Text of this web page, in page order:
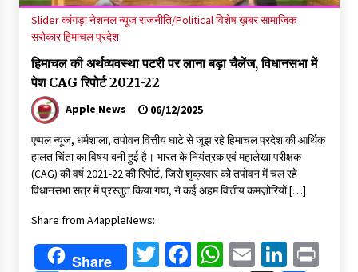
Sliderकांगड़ानेशनल न्यूजराजनीति/Politicalविशेष ख़बरसामाजिक
सरोकारहिमाचल प्रदेश
हिमाचल की अर्थव्यवस्था पटरी पर लाना बड़ा चैलेंज, विधानसभा में
पेश CAG रिपोर्ट 2021-22
Apple News 06/12/2025
एप्पल न्यूज, धर्मशाला, तपोवन वित्तीय घाटे से जूझ रहे हिमाचल प्रदेश की आर्थिक
हालत चिंता का विषय बनी हुई है। भारत के नियंत्रक एवं महालेखा परीक्षक
(CAG) की वर्ष 2021-22 की रिपोर्ट, जिसे शुक्रवार को तपोवन में चल रहे
विधानसभा सत्र में प्रस्तुत किया गया, ने कई अहम वित्तीय कमज़ोरियों […]
Share from A4appleNews:
Share Twitter
Facebook
WhatsApp
Email